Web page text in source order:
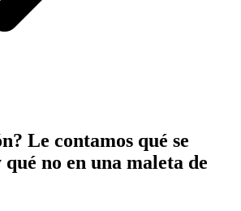
Le contamos qué se
no en una maleta de